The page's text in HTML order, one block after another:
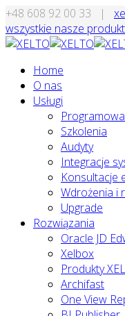
+48 608 92 00 33 |
wszystkie nasze
Home
O nas
Usługi
Szkolenia
Audyty
Integracje
Konsultacje
Wdrożenia i
Upgrade
Rozwiązania
Oracle JD
Xelbox
Produkty
Archifast
One View